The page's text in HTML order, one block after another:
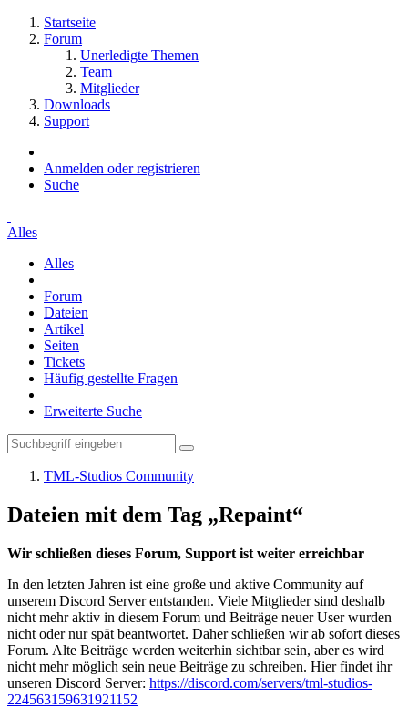
Startseite
Forum
Unerledigte Themen
Team
Mitglieder
Downloads
Support
Anmelden oder registrieren
Suche
Alles
Alles
Forum
Dateien
Artikel
Seiten
Tickets
Häufig gestellte Fragen
Erweiterte Suche
TML-Studios Community
Dateien mit dem Tag „Repaint“
Wir schließen dieses Forum, Support ist weiter erreichbar
In den letzten Jahren ist eine große und aktive Community auf
unserem Discord Server entstanden. Viele Mitglieder sind deshalb
nicht mehr aktiv in diesem Forum und Beiträge neuer User wurden
nicht oder nur spät beantwortet. Daher schließen wir ab sofort dieses
Forum. Alte Beiträge werden weiterhin sichtbar sein, aber es wird
nicht mehr möglich sein neue Beiträge zu schreiben. Hier findet ihr
unseren Discord Server: https://discord.com/servers/tml-studios-
224563159631921152